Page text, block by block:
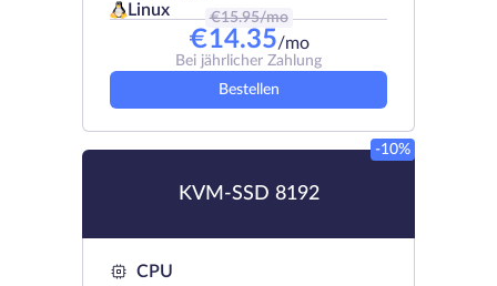
Linux
€15.95/mo
€14.35/mo
Bei jährlicher Zahlung
Bestellen
KVM-SSD 8192
-10%
CPU